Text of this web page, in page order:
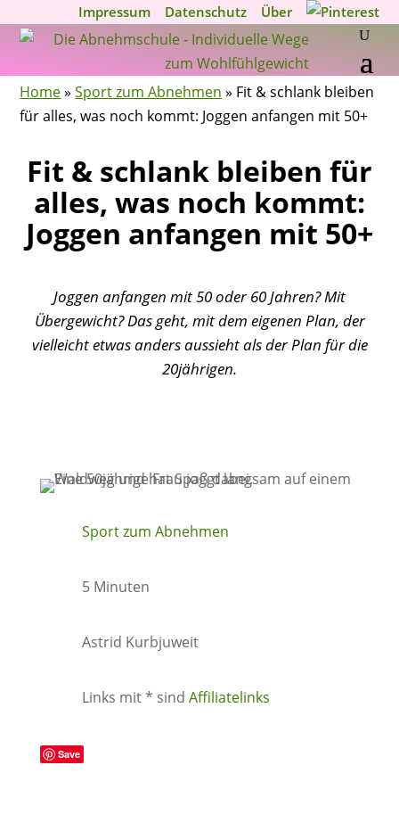
Impressum Datenschutz Über
Home»Sport zum Abnehmen » Fit & schlank bleiben
für alles, was noch kommt: Joggen anfangen mit 50+
Fit & schlank bleiben für
alles, was noch kommt:
Joggen anfangen mit 50+
Joggen anfangen mit 50 oder 60 Jahren? Mit
Übergewicht? Das geht, mit dem eigenen Plan, der
vielleicht etwas anders aussieht als der Plan für die
20jährigen.
Sport zum Abnehmen
5 Minuten
Astrid Kurbjuweit
Links mit * sind Affiliatelinks
Save